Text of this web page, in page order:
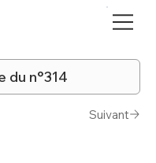
du n°314
Suivant